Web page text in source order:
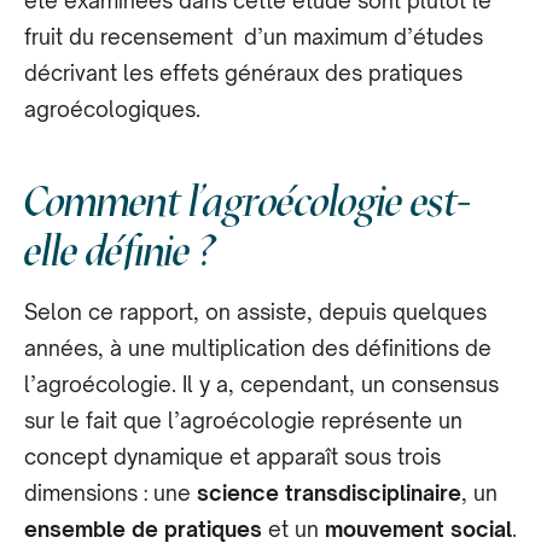
fruit du recensement d’un maximum d’études
décrivant les effets généraux des pratiques
agroécologiques.
Comment l’agroécologie est-
elle définie ?
Selon ce rapport, on assiste, depuis quelques
années, à une multiplication des définitions de
l’agroécologie. Il y a, cependant, un consensus
sur le fait que l’agroécologie représente un
concept dynamique et apparaît sous trois
dimensions : une science transdisciplinaire, un
ensemble de pratiques et un mouvement social.